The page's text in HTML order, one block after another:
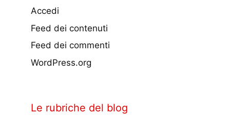
Accedi
Feed dei contenuti
Feed dei commenti
WordPress.org
Le rubriche del blog